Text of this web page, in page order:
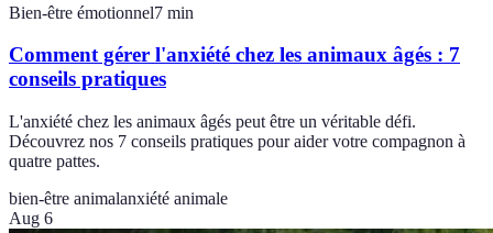
Bien-être émotionnel7 min
Comment gérer l'anxiété chez les animaux âgés : 7
conseils pratiques
L'anxiété chez les animaux âgés peut être un véritable défi.
Découvrez nos 7 conseils pratiques pour aider votre compagnon à
quatre pattes.
bien-être animalanxiété animale
Aug 6